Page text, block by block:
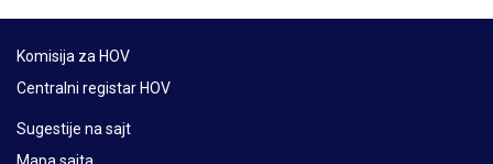
Komisija za HOV
Centralni registar HOV
Sugestije na sajt